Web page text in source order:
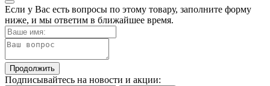
Если у Вас есть вопросы по этому товару, заполните форму
ниже, и мы ответим в ближайшее время.
Продолжить
Подписывайтесь на новости и акции: